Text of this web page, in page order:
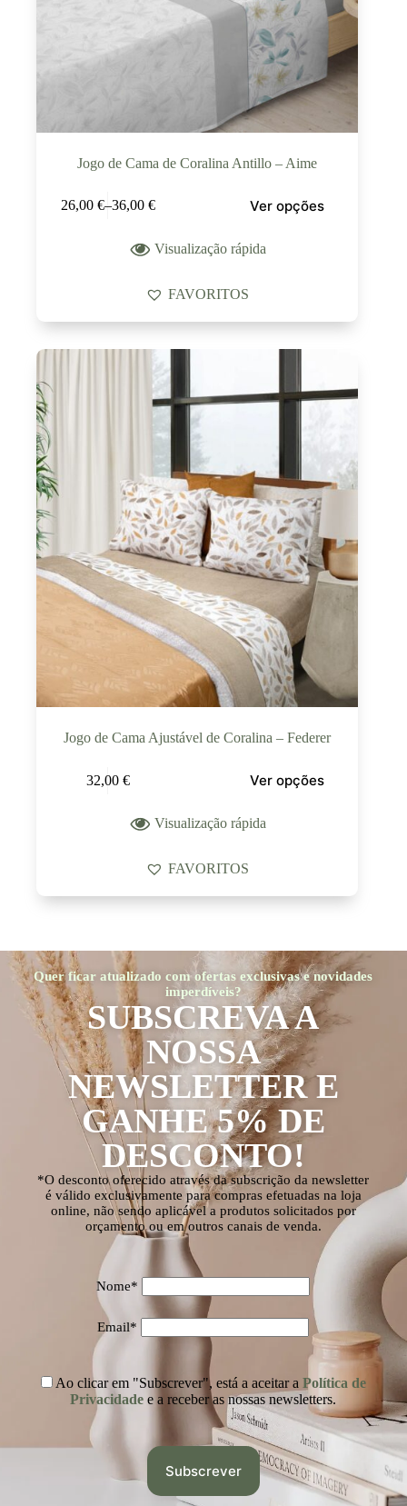
Jogo de Cama de Coralina Antillo – Aime
26,00 €–36,00 € Ver opções
Visualização rápida
FAVORITOS
Jogo de Cama Ajustável de Coralina – Federer
32,00 € Ver opções
Visualização rápida
FAVORITOS
Quer ficar atualizado com ofertas exclusivas e novidades
imperdíveis?
SUBSCREVA A
NOSSA
NEWSLETTER E
GANHE 5% DE
DESCONTO!
*O desconto oferecido através da subscrição da newsletter
é válido exclusivamente para compras efetuadas na loja
online, não sendo aplicável a produtos solicitados por
orçamento ou em outros canais de venda.
Nome*
Email*
Ao clicar em "Subscrever", está a aceitar a Política de
Privacidade e a receber as nossas newsletters.